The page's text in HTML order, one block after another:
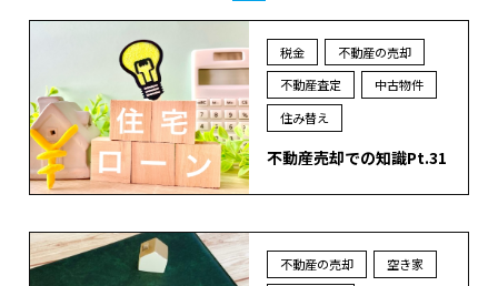
税金
不動産の売却
不動産査定
中古物件
住み替え
不動産売却での知識Pt.31
不動産の売却
空き家